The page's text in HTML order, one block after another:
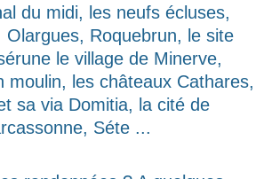
du midi, les neufs écluses,
Olargues, Roquebrun, le site
le village de Minerve,
moulin, les châteaux Cathares,
sa via Domitia, la cité de
Séte ...